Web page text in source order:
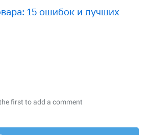
15 ошибок и лучших